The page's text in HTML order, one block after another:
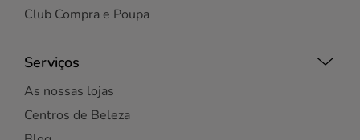
Club Compra e Poupa
Serviços
As nossas lojas
Centros de Beleza